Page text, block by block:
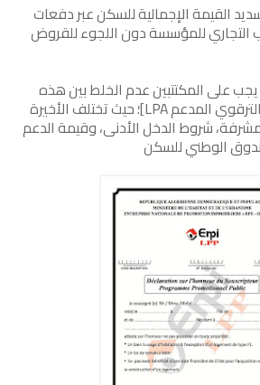
القيمة الإجمالية للسكن عبر دفعات
التجاري للمؤسسة دون اللجوء للقروض
على المكتتبين عدم الخلط بين هذه
الصيغة وصيغة [السكن الترقوي المدعم LPA]؛ حيث تختلف الأخيرة
شروط الدخل الأدنى، وقيمة الدعم
الوطني للسكن